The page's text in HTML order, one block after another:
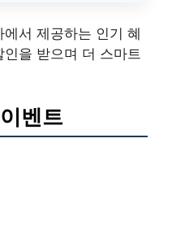
서 제공하는 인기 혜
을 받으며 더 스마트
벤트